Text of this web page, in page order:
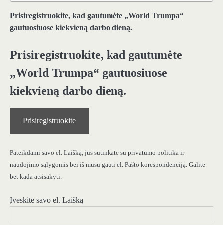
Prisiregistruokite, kad gautumėte „World Trumpa“
gautuosiuose kiekvieną darbo dieną.
Prisiregistruokite, kad gautumėte
„World Trumpa“ gautuosiuose
kiekvieną darbo dieną.
Prisiregistruokite
Pateikdami savo el. Laišką, jūs sutinkate su privatumo politika ir
naudojimo sąlygomis bei iš mūsų gauti el. Pašto korespondenciją. Galite
bet kada atsisakyti.
Įveskite savo el. Laišką